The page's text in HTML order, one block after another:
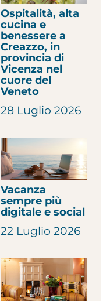
Ospitalità, alta
cucina e
benessere a
Creazzo, in
provincia di
Vicenza nel
cuore del
Veneto
28 Luglio 2026
Vacanza
sempre più
digitale e social
22 Luglio 2026